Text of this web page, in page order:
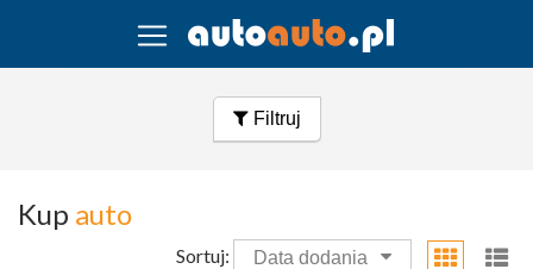
Filtruj
Kup auto
Sortuj: Data dodania